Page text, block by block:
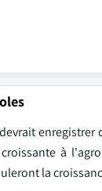
à
la